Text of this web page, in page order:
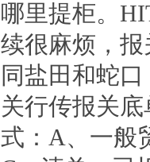
哪里提柜。
续很麻烦，
同盐田和蛇
关行传报关
式：A、一般